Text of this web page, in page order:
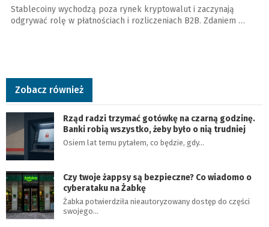
Stablecoiny wychodzą poza rynek kryptowalut i zaczynają
odgrywać rolę w płatnościach i rozliczeniach B2B. Zdaniem …
Zobacz również
Rząd radzi trzymać gotówkę na czarną godzinę.
Banki robią wszystko, żeby było o nią trudniej
Osiem lat temu pytałem, co będzie, gdy…
Czy twoje żappsy są bezpieczne? Co wiadomo o
cyberataku na Żabkę
Żabka potwierdziła nieautoryzowany dostęp do części
swojego…